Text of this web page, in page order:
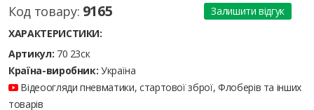
Код товару: 9165
Залишити відгук
ХАРАКТЕРИСТИКИ:
Артикул: 70 23ск
Країна-виробник: Україна
Відеоогляди пневматики, стартової зброї, Флоберів та інших
товарів